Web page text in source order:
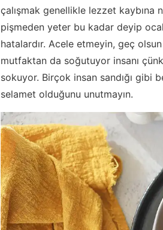
çalışmak genellikle lezzet kaybına
pişmeden yeter bu kadar deyip
hatalardır. Acele etmeyin, geç
mutfaktan da soğutuyor insanı
sokuyor. Birçok insan sandığı gibi
selamet olduğunu unutmayın.